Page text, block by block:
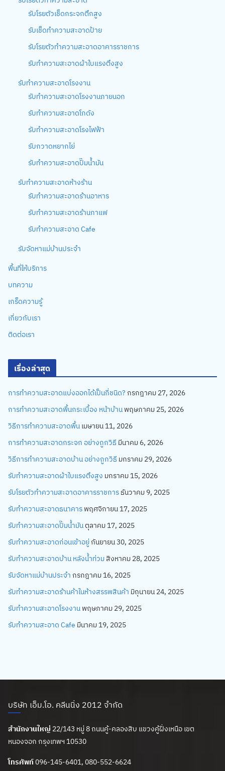
รับโรยตัวเช็ดกระจกตึกสูง
รับเช็ดทำความสะอาดป้าย
รับโรยตัวทำความสะอาดอาคารราชการ
รับทำความสะอาดผ้าใบแรงตึงสูง
รับทำความสะอาดโรงงาน
รับทำความสะอาดโรงงานภายนอก
รับทำความสะอาดโกดัง
รับทำความสะอาดโรงไฟฟ้า
รับกวาดหยากไย่
รับทำความสะอาดปั๊มน้ำมัน
รับทำความสะอาดห้างร้าน
รับทำความสะอาดร้านอาหาร
รับทำความสะอาดร้านกาแฟ
รับทำความสะอาด Cafe
รับจัดหาแม่บ้านประจำ
พื้นที่ให้บริการ
บทความ
เกร็ดความรู้
เกี่ยวกับเรา
ติดต่อเรา
เรื่องล่าสุด
การทำความสะอาดแบ่งออกได้เป็นกี่ชนิด? กรกฎาคม 27, 2026
การทำความสะอาดพื้นกระเบื้อง หน้าบ้าน พฤษภาคม 25, 2026
วิธีการทำความสะอาดพื้น เมษายน 11, 2026
การทำความสะอาดกระจก อย่างถูกวิธี มีนาคม 6, 2026
วิธีการทำความสะอาดบ้าน อย่างถูกวิธี มกราคม 29, 2026
รับทำความสะอาดผ้าใบแรงตึงสูง มกราคม 15, 2026
รับโรยตัวทำความสะอาดอาคารราชการ ธันวาคม 9, 2025
รับทำความสะอาดธนาคาร พฤศจิกายน 17, 2025
รับทำความสะอาดปั๊มน้ำมันตุลาคม 17, 2025
รับทำความสะอาดก่อนเข้าอยู่กันยายน 30, 2025
รับทำความสะอาดบ้าน หลังน้ำท่วม สิงหาคม 28, 2025
รับจัดหาแม่บ้านประจำ กรกฎาคม 16, 2025
รับทำความสะอาดร้านค้าในห้างสรรพสินค้า มิถุนายน 24, 2025
รับทำความสะอาดโรงงาน พฤษภาคม 29, 2025
รับทำความสะอาด Cafe มีนาคม 19, 2025
บริษัท เอ็ม.โอ. คลีนนิ่ง 2012 จำกัด
สำนักงานใหญ่ 22/143 หมู่ 8 ถนนคู้-คลองสิบ แขวงคู้ฝั่งเหนือ เขต
หนองจอก กรุงเทพฯ 10530
โทรศัพท์096-145-6401, 080-552-6624